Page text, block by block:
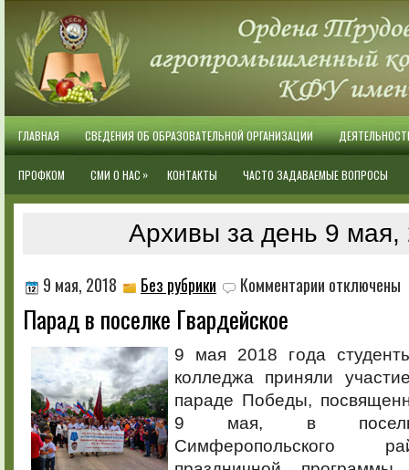
ГЛАВНАЯ СВЕДЕНИЯ ОБ ОБРАЗОВАТЕЛЬНОЙ ОРГАНИЗАЦИИ
ПРОФКОМ СМИ О НАС » КОНТАКТЫ ЧАСТО ЗАДАВАЕМЫЕ ВОПРОСЫ
Архивы за день 9 мая,
9 мая, 2018 Без рубрики Комментарии записи
Гвардейское
отключены
Парад в поселке Гвардейское
9 мая 2018 года
колледжа приняли
параде Победы,
9 мая, в поселке
Симферопольского